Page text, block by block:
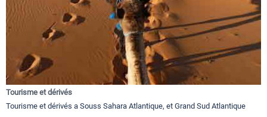
Tourisme et dérivés
Tourisme et dérivés a Souss Sahara Atlantique, et Grand Sud Atlantique